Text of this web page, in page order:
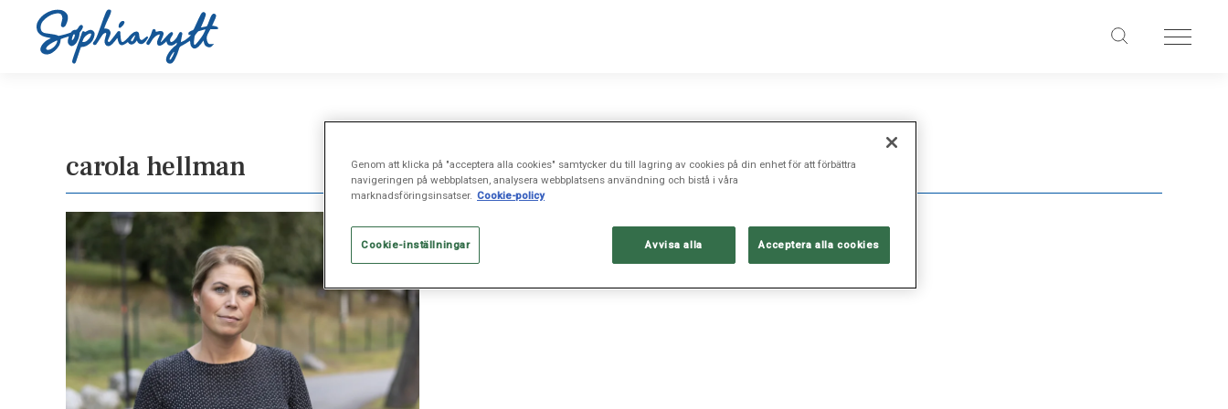
carola hellman
Genom att klicka på "acceptera alla cookies" samtycker du till lagring av cookies på din enhet för att förbättra
navigeringen på webbplatsen, analysera webbplatsens användning och bistå i våra
marknadsföringsinsatser. Cookie-policy
Cookie-inställningar Avvisa alla Acceptera alla cookies